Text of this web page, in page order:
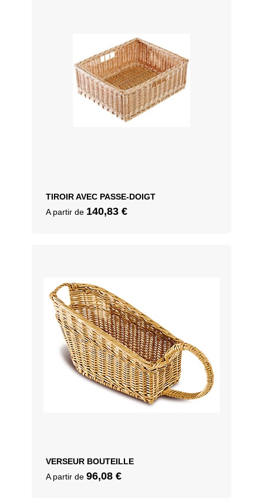
TIROIR AVEC PASSE-DOIGT
A partir de 140,83 €
VERSEUR BOUTEILLE
A partir de 96,08 €